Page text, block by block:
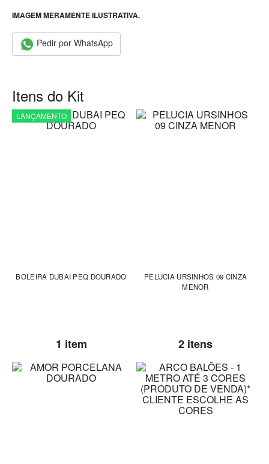
IMAGEM MERAMENTE ILUSTRATIVA.
Pedir por WhatsApp
Itens do Kit
LANÇAMENTO
BOLEIRA DUBAI PEQ DOURADO
1 item
PELUCIA URSINHOS 09 CINZA
MENOR
2 itens